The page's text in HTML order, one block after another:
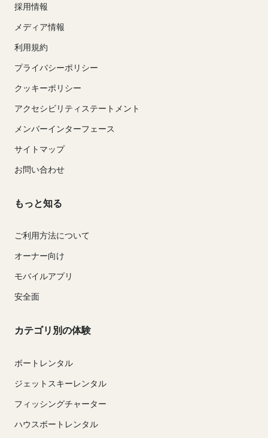
採用情報
メディア情報
利用規約
プライバシーポリシー
クッキーポリシー
アクセシビリティステートメント
メンバーインターフェース
サイトマップ
お問い合わせ
もっと知る
ご利用方法について
オーナー向け
モバイルアプリ
安全面
カテゴリ別の体験
ボートレンタル
ジェットスキーレンタル
フィッシングチャーター
ハウスボートレンタル